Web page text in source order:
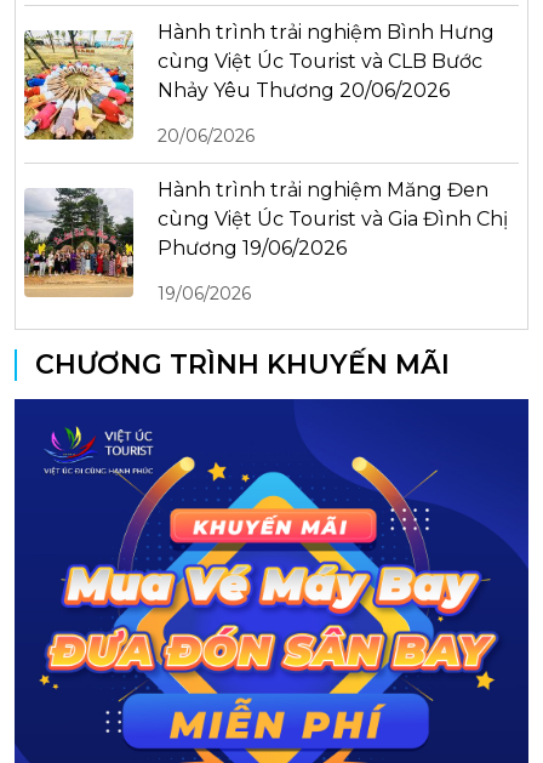
Hành trình trải nghiệm Bình Hưng
cùng Việt Úc Tourist và CLB Bước
Nhảy Yêu Thương 20/06/2026
20/06/2026
Hành trình trải nghiệm Măng Đen
cùng Việt Úc Tourist và Gia Đình Chị
Phương 19/06/2026
19/06/2026
CHƯƠNG TRÌNH KHUYẾN MÃI